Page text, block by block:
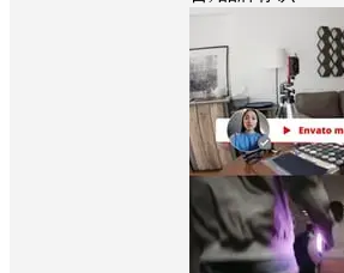
格图标, Instagram
社交, 点赞互动, 链
接功能, 多链接集
合, 品牌标识